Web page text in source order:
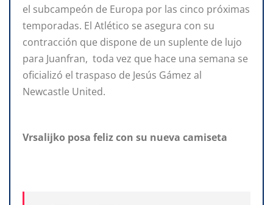
el subcampeón de Europa por las cinco próximas
temporadas. El Atlético se asegura con su
contracción que dispone de un suplente de lujo
para Juanfran, toda vez que hace una semana se
oficializó el traspaso de Jesús Gámez al
Newcastle United.
Vrsalijko posa feliz con su nueva camiseta